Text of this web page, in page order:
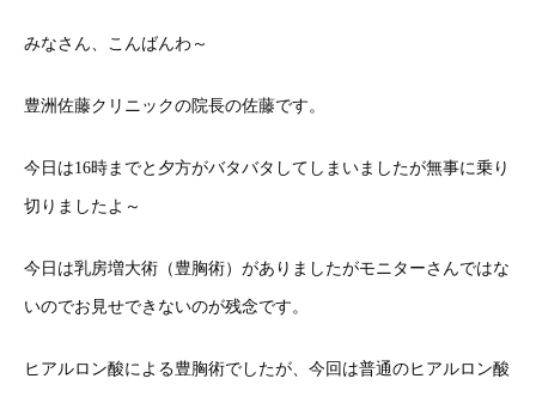
みなさん、こんばんわ～
豊洲佐藤クリニックの院長の佐藤です。
今日は16時までと夕方がバタバタしてしまいましたが無事に乗り
切りましたよ～
今日は乳房増大術（豊胸術）がありましたがモニターさんではな
いのでお見せできないのが残念です。
ヒアルロン酸による豊胸術でしたが、今回は普通のヒアルロン酸